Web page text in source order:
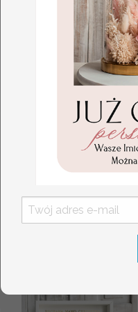
Statuetka pamiątka
Pierwszej Komunii w
Pamiątka Komunijna
opakowanie na pieniądze
Promocja: